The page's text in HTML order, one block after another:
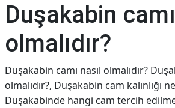
Duşakabin camı
olmalıdır?
Duşakabin camı nasıl olmalıdır?
olmalıdır?, Duşakabin cam kalınlığı
Duşakabinde hangi cam tercih